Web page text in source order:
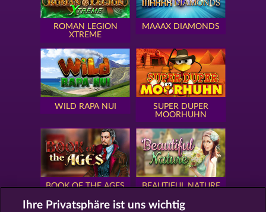
ROMAN LEGION
XTREME
MAAAX DIAMONDS
WILD RAPA NUI
SUPER DUPER
MOORHUHN
BOOK OF THE AGES BEAUTIFUL NATURE
Ihre Privatsphäre ist uns wichtig